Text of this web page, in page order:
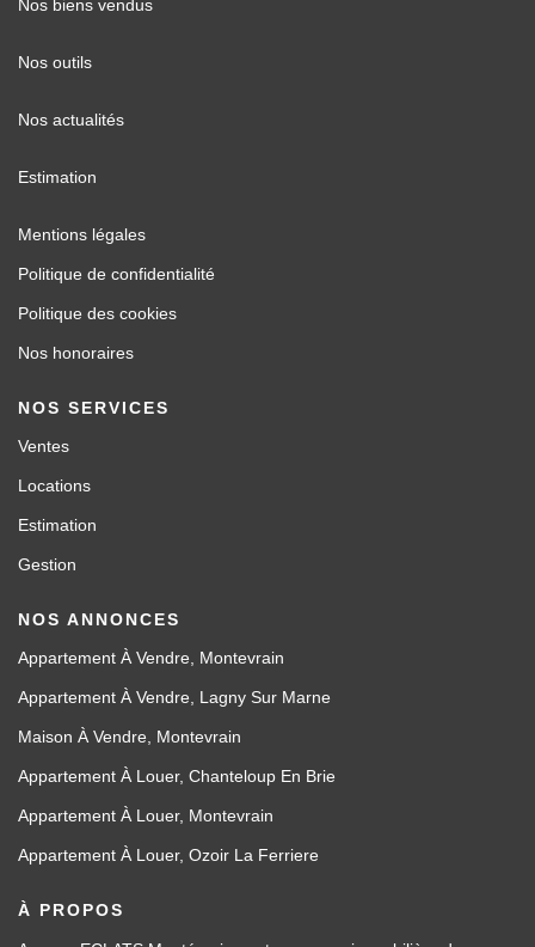
Nos biens vendus
Nos outils
Nos actualités
Estimation
Mentions légales
Politique de confidentialité
Politique des cookies
Nos honoraires
NOS SERVICES
Ventes
Locations
Estimation
Gestion
NOS ANNONCES
Appartement À Vendre, Montevrain
Appartement À Vendre, Lagny Sur Marne
Maison À Vendre, Montevrain
Appartement À Louer, Chanteloup En Brie
Appartement À Louer, Montevrain
Appartement À Louer, Ozoir La Ferriere
À PROPOS